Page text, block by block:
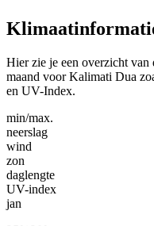
Hier zie je een overzicht
maand voor Kalimati Dua
en UV-Index.
min/max.
neerslag
wind
zon
daglengte
UV-index
jan